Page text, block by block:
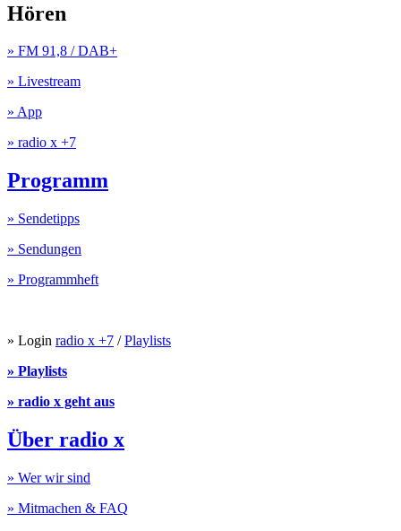
Hören
» FM 91,8 / DAB+
» Livestream
» App
» radio x +7
Programm
» Sendetipps
» Sendungen
» Programmheft
» Login radio x +7 /Playlists
» Playlists
» radio x geht aus
Über radio x
» Wer wir sind
» Mitmachen & FAQ